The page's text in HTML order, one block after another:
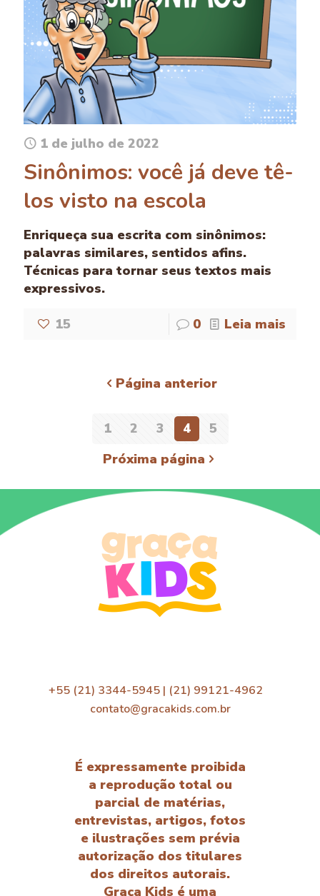
1 de julho de 2022
Sinônimos: você já deve tê-
los visto na escola
Enriqueça sua escrita com sinônimos:
palavras similares, sentidos afins.
Técnicas para tornar seus textos mais
expressivos.
15 0 Leia mais
Página anterior
1 2 3 4
5
Próxima página
+55 (21) 3344-5945 | (21) 99121-4962
contato@gracakids.com.br
É expressamente proibida
a reprodução total ou
parcial de matérias,
entrevistas, artigos, fotos
e ilustrações sem prévia
autorização dos titulares
dos direitos autorais.
Graça Kids é uma